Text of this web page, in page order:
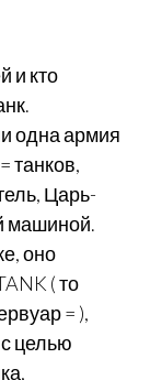
и кто
одна армия
танков,
Царь-
машиной.
оно
( то
= ),
целью